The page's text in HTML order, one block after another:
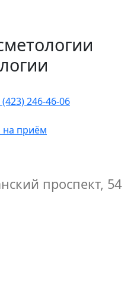
(423) 246-46-06
на приём
проспект, 54